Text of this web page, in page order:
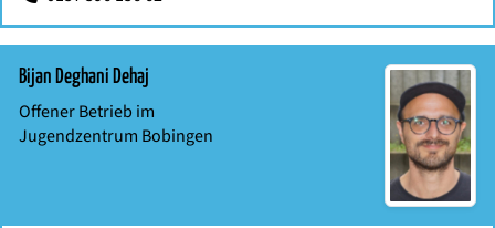
Bijan Deghani Dehaj
Offener Betrieb im
Jugendzentrum Bobingen